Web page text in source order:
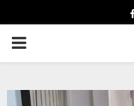
PRIMARY